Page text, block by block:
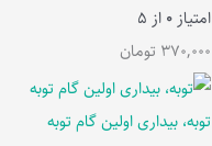
امتیاز 0 از 5
370,000 تومان
توبه، بیداری اولین گام توبه